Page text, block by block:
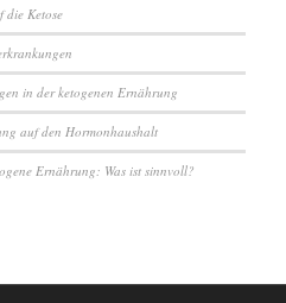
die Ketose
in der ketogenen Ernährung
auf den Hormonhaushalt
Ernährung: Was ist sinnvoll?